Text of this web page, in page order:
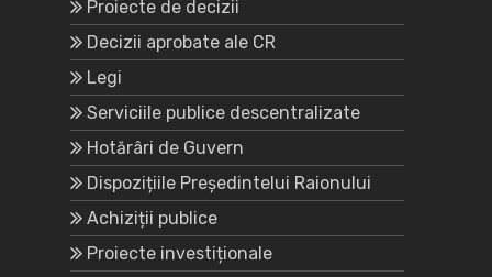
Proiecte de decizii
Decizii aprobate ale CR
Legi
Serviciile publice descentralizate
Hotărâri de Guvern
Dispozițiile Președintelui Raionului
Achiziții publice
Proiecte investiționale